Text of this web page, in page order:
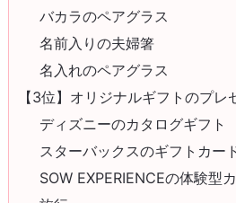
バカラのペアグラス
名前入りの夫婦箸
名入れのペアグラス
【3位】オリジナルギフトのプレ
ディズニーのカタログギフト
スターバックスのギフトカー
SOW EXPERIENCEの体験型